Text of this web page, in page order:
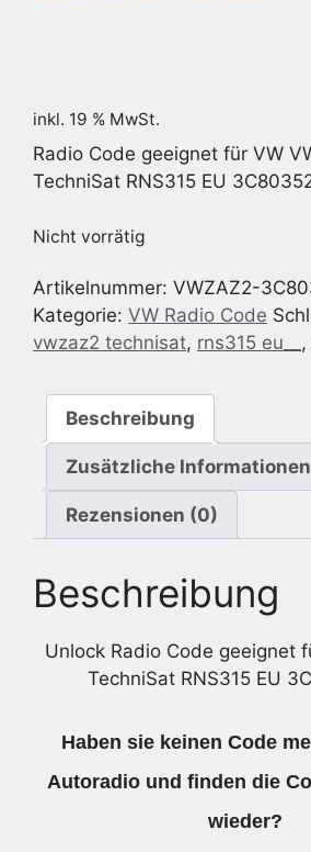
inkl. 19 % MwSt.
Radio Code geeignet für VW
TechniSat RNS315 EU
Nicht vorrätig
Artikelnummer: VWZAZ2-
Kategorie: VW Radio Code
vwzaz2 technisat, rns315 eu__ ,
Beschreibung
Zusätzliche Informationen
Rezensionen (0)
Beschreibung
Unlock Radio Code geeignet
TechniSat RNS315 EU
Haben sie keinen Code
Autoradio und finden die
wieder?